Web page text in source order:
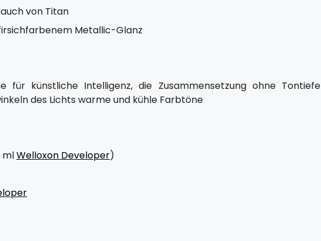
von Titan
Metallic-Glanz
künstliche Intelligenz, die Zusammensetzung ohne Tontiefe
des Lichts warme und kühle Farbtöne
mlWelloxon Developer)